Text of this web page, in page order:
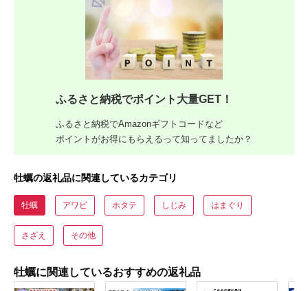
ふるさと納税でポイント大量GET！
ふるさと納税でAmazonギフトコードなど
ポイントがお得にもらえるって知ってましたか？
牡蠣の返礼品に関連しているカテゴリ
牡蠣 アワビ ホタテ しじみ はまぐり
さざえ その他
牡蠣に関連しているおすすめの返礼品